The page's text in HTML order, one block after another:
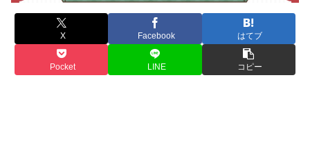
X Facebook はてブ
Pocket LINE コピー